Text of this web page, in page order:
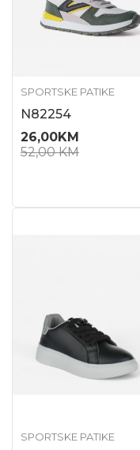
SPORTSKE PATIKE
N82254
26,00KM
52,00KM
SPORTSKE PATIKE